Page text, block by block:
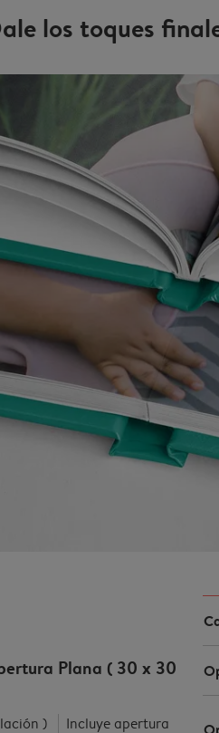
los toques
Plana ( 30 x 30
)
Incluye apertura